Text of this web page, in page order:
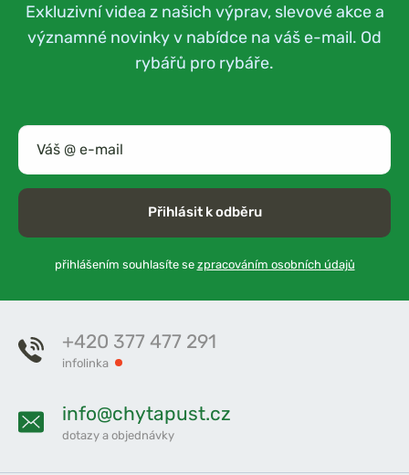
Exkluzivní videa z našich výprav, slevové akce a
významné novinky v nabídce na váš e-mail. Od
rybářů pro rybáře.
Přihlásit k odběru
přihlášením souhlasíte se zpracováním osobních údajů
+420 377 477 291
infolinka
info@chytapust.cz
dotazy a objednávky